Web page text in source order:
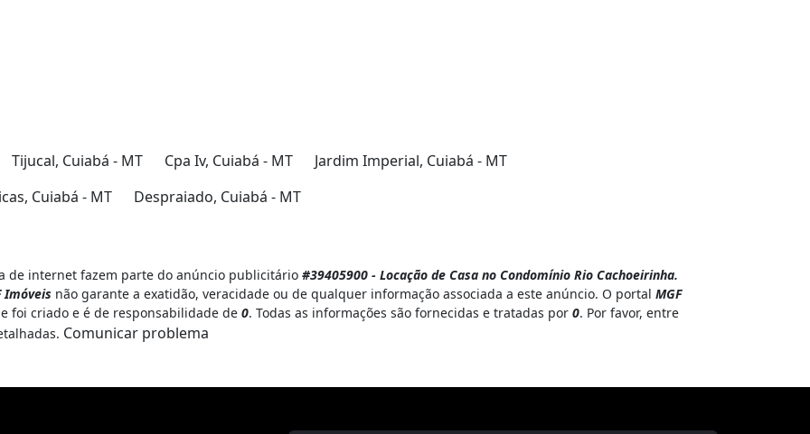
Tijucal, Cuiabá - MT Cpa Iv, Cuiabá - MT
Jardim Imperial, Cuiabá - MT
Cuiabá - MT Despraiado, Cuiabá - MT
de internet fazem parte do anúncio publicitário #39405900 - Locação de Casa no Condomínio Rio Cachoeirinha.
Imóveis não garante a exatidão, veracidade ou de qualquer informação associada a este anúncio. O portal MGF
foi criado e é de responsabilidade de 0. Todas as informações são fornecidas e tratadas por 0. Por favor, entre
Comunicar problema